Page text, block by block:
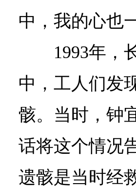
中，我的心也
1993年，
中，工人们发
骸。当时，钟
话将这个情况
遗骸是当时经